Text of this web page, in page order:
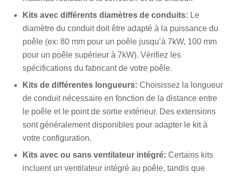
Kits avec différents diamètres de conduits: Le
diamètre du conduit doit être adapté à la puissance du
poêle (ex: 80 mm pour un poêle jusqu’à 7kW, 100 mm
pour un poêle supérieur à 7kW). Vérifiez les
spécifications du fabricant de votre poêle.
Kits de différentes longueurs: Choisissez la longueur
de conduit nécessaire en fonction de la distance entre
le poêle et le point de sortie extérieur. Des extensions
sont généralement disponibles pour adapter le kit à
votre configuration.
Kits avec ou sans ventilateur intégré: Certains kits
incluent un ventilateur intégré au poêle, tandis que